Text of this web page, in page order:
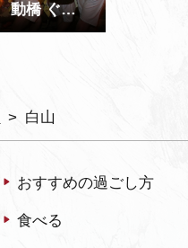
白山
動橋 ぐず焼き祭り
おすすめの過ごし方
食べる